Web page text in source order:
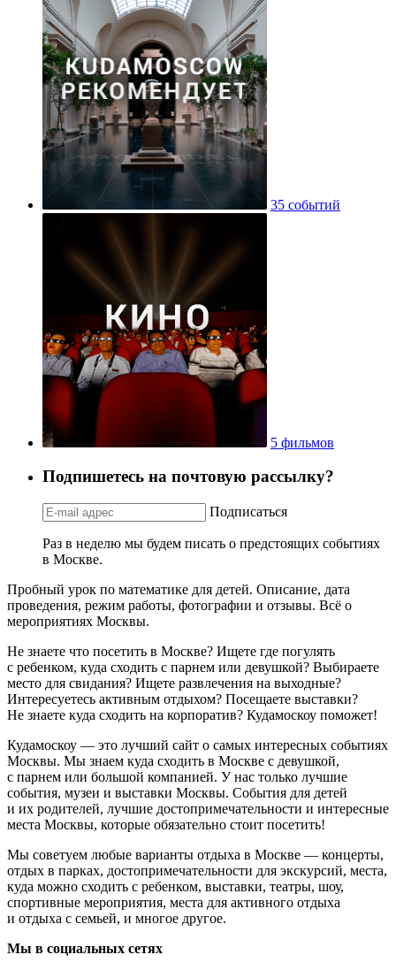
35 событий
5 фильмов
Подпишетесь на почтовую рассылку?
Подписаться
Раз в неделю мы будем писать о предстоящих событиях
в Москве.
Пробный урок по математике для детей. Описание, дата
проведения, режим работы, фотографии и отзывы. Всё о
мероприятиях Москвы.
Не знаете что посетить в Москве? Ищете где погулять
с ребенком, куда сходить с парнем или девушкой? Выбираете
место для свидания? Ищете развлечения на выходные?
Интересуетесь активным отдыхом? Посещаете выставки?
Не знаете куда сходить на корпоратив? Кудамоскоу поможет!
Кудамоскоу — это лучший сайт о самых интересных событиях
Москвы. Мы знаем куда сходить в Москве с девушкой,
с парнем или большой компанией. У нас только лучшие
события, музеи и выставки Москвы. События для детей
и их родителей, лучшие достопримечательности и интересные
места Москвы, которые обязательно стоит посетить!
Мы советуем любые варианты отдыха в Москве — концерты,
отдых в парках, достопримечательности для экскурсий, места,
куда можно сходить с ребенком, выставки, театры, шоу,
спортивные мероприятия, места для активного отдыха
и отдыха с семьей, и многое другое.
Мы в социальных сетях